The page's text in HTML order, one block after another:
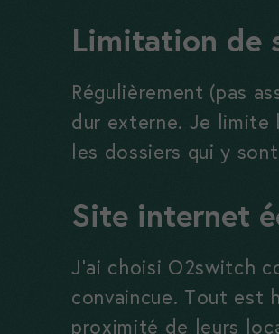
Limitation de
Régulièrement (pas
dur externe. Je limite
les dossiers qui y
Site internet
J’ai choisi O2switch
convaincue. Tout est
proximité de leurs